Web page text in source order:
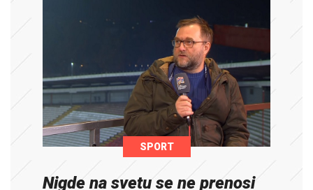
SPORT
Nigde na svetu se ne prenosi